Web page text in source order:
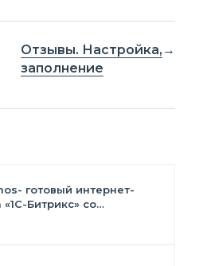
Отзывы. Настройка,
заполнение
готовый интернет-
Битрикс» со